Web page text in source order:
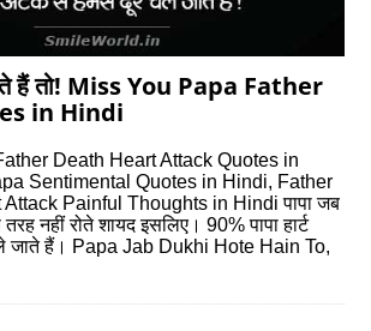
हैं तो! Miss You Papa Father
in Hindi
Death Heart Attack Quotes in
Sentimental Quotes in Hindi, Father
Painful Thoughts in Hindi पापा जब
नहीं रोते शायद इसलिए। 90% पापा हार्ट
हैं। Papa Jab Dukhi Hote Hain To,